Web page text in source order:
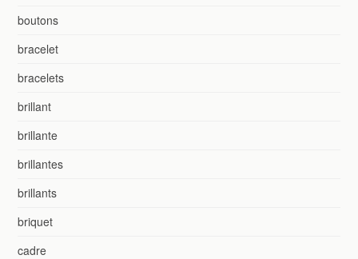
boutons
bracelet
bracelets
brillant
brillante
brillantes
brillants
briquet
cadre